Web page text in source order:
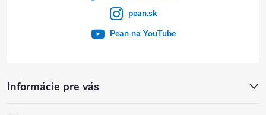
Informácie pre vás
pean.sk
Pean na YouTube